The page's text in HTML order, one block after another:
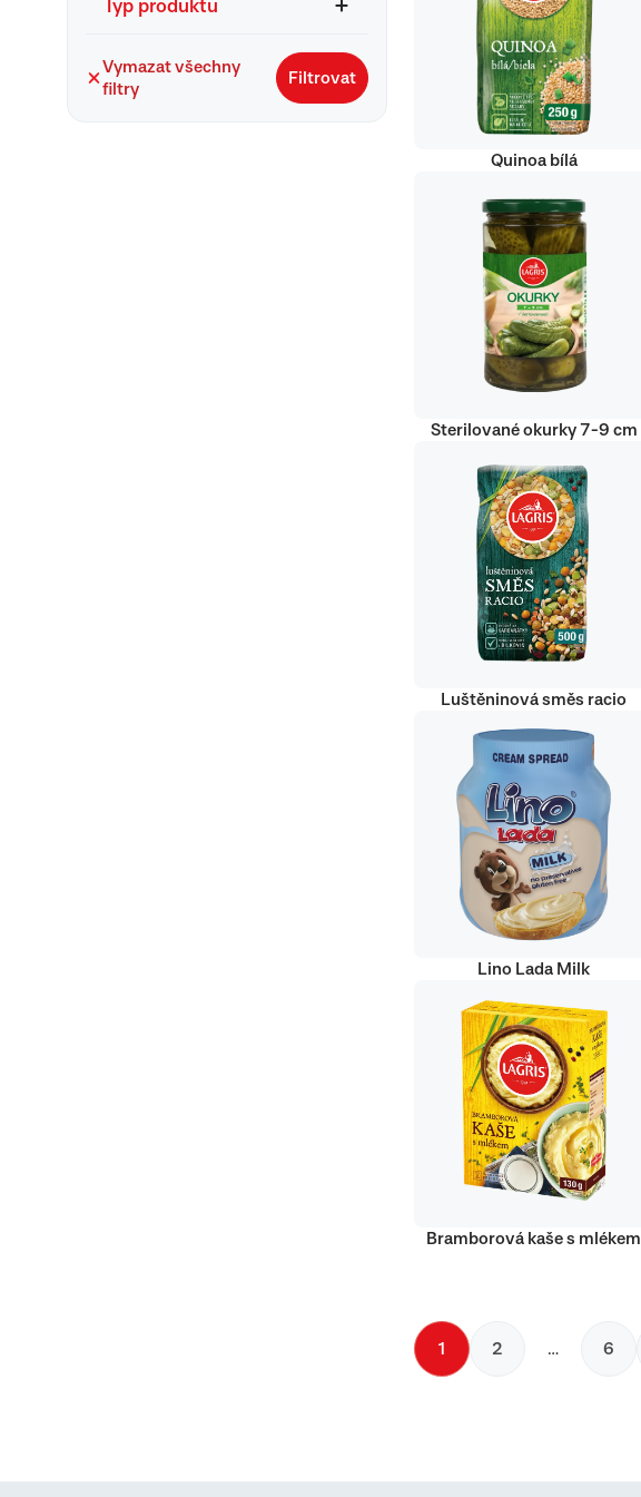
Typ produktu
Vymazat všechny
filtry
Filtrovat
Quinoa bílá
Sterilované okurky 7-9 cm
Luštěninová směs racio
Lino Lada Milk
Bramborová kaše s mlékem
1 2 … 6